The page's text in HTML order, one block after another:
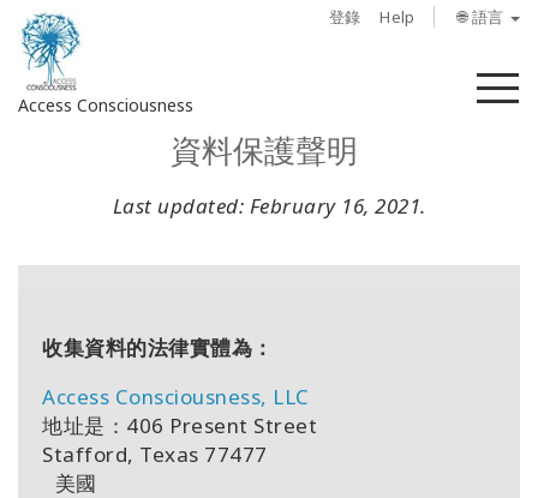
登錄 Help 🌐 語言
Access Consciousness
菜
的
於
Access
Bars
資料保護聲明
Last updated: February 16, 2021.
收集資料的法律實體為：
Access Consciousness, LLC
地址是：406 Present Street
Stafford, Texas 77477
美國